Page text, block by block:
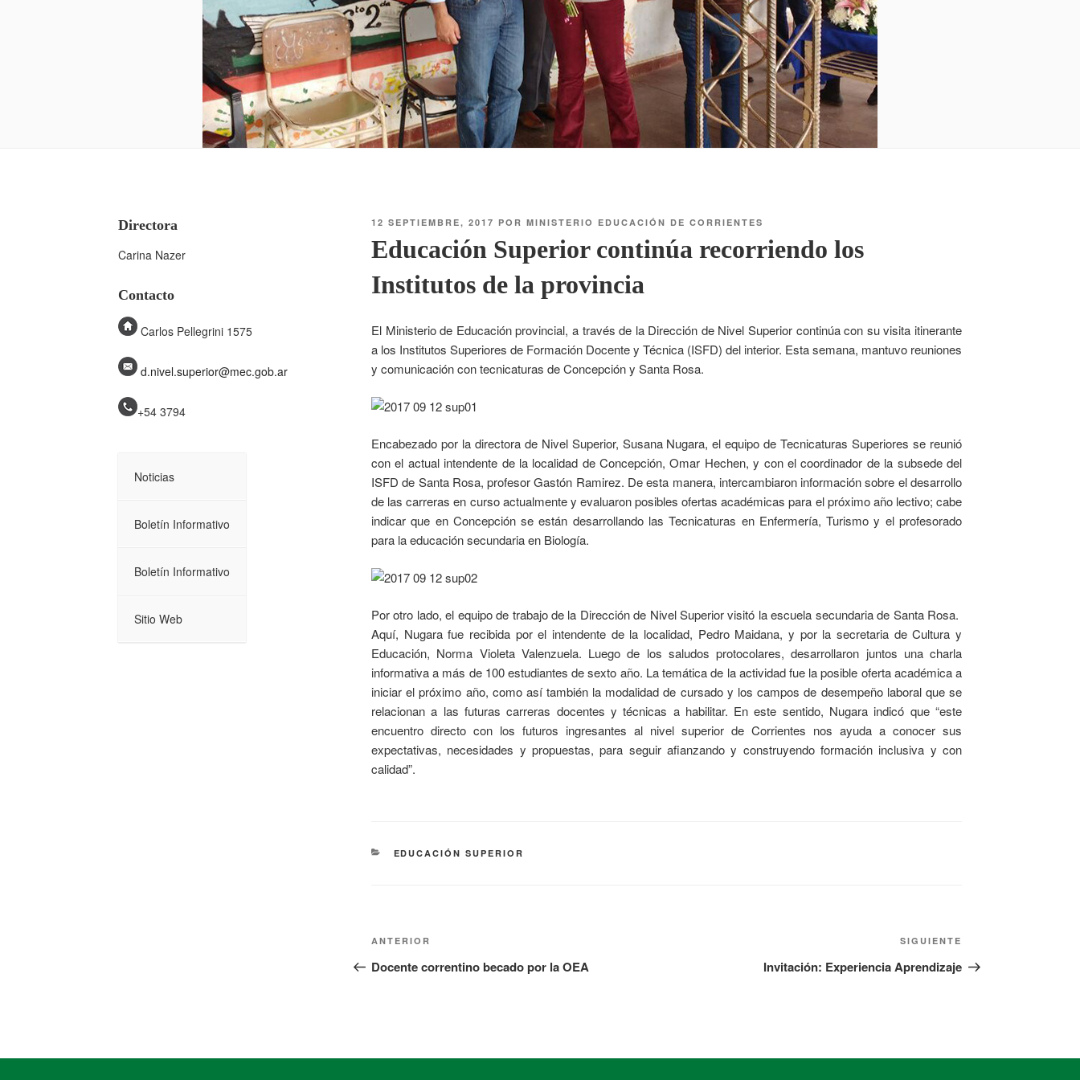
12 SEPTIEMBRE, 2017 POR MINISTERIO EDUCACIÓN DE CORRIENTES
Educación Superior continúa recorriendo los
Institutos de la provincia
El Ministerio de Educación provincial, a través de la Dirección de Nivel Superior continúa con su visita itinerante
a los Institutos Superiores de Formación Docente y Técnica (ISFD) del interior. Esta semana, mantuvo reuniones
y comunicación con tecnicaturas de Concepción y Santa Rosa.
Encabezado por la directora de Nivel Superior, Susana Nugara, el equipo de Tecnicaturas Superiores se reunió
con el actual intendente de la localidad de Concepción, Omar Hechen, y con el coordinador de la subsede del
ISFD de Santa Rosa, profesor Gastón Ramirez. De esta manera, intercambiaron información sobre el desarrollo
de las carreras en curso actualmente y evaluaron posibles ofertas académicas para el próximo año lectivo; cabe
indicar que en Concepción se están desarrollando las Tecnicaturas en Enfermería, Turismo y el profesorado
para la educación secundaria en Biología.
Por otro lado, el equipo de trabajo de la Dirección de Nivel Superior visitó la escuela secundaria de Santa Rosa.
Aquí, Nugara fue recibida por el intendente de la localidad, Pedro Maidana, y por la secretaria de Cultura y
Educación, Norma Violeta Valenzuela. Luego de los saludos protocolares, desarrollaron juntos una charla
informativa a más de 100 estudiantes de sexto año. La temática de la actividad fue la posible oferta académica a
iniciar el próximo año, como así también la modalidad de cursado y los campos de desempeño laboral que se
relacionan a las futuras carreras docentes y técnicas a habilitar. En este sentido, Nugara indicó que “este
encuentro directo con los futuros ingresantes al nivel superior de Corrientes nos ayuda a conocer sus
expectativas, necesidades y propuestas, para seguir afianzando y construyendo formación inclusiva y con
calidad”.
EDUCACIÓN SUPERIOR
ANTERIOR
Docente correntino becado por la OEA
SIGUIENTE
Invitación: Experiencia Aprendizaje
Directora
Carina Nazer
Contacto
Carlos Pellegrini 1575
d.nivel.superior@mec.gob.ar
+54 3794
Noticias
Boletín Informativo
Boletín Informativo
Sitio Web